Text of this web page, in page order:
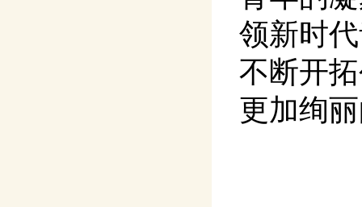
领新时
不断开
更加绚